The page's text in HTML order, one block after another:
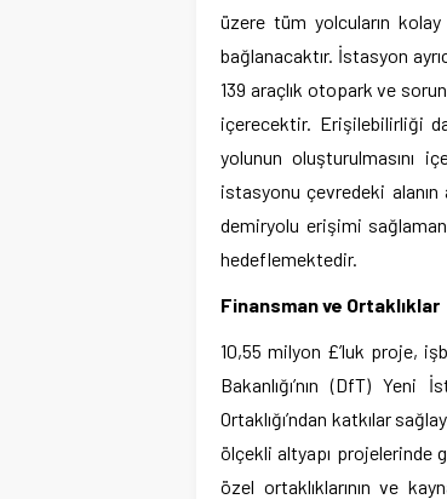
üzere tüm yolcuların
bağlanacaktır. İstasyon
139 araçlık otopark ve
içerecektir. Erişilebilirliği
yolunun oluşturulmasını
istasyonu çevredeki alanın
demiryolu erişimi
hedeflemektedir.
Finansman ve Ortaklıklar
10,55 milyon £’luk proje,
Bakanlığı’nın (DfT)
Ortaklığı’ndan katkılar
ölçekli altyapı projelerinde
özel ortaklıklarının ve